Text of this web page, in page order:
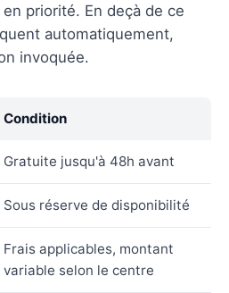
priorité. En deçà de ce
automatiquement,
invoquée.
Condition
Gratuite jusqu'à 48h avant
Sous réserve de disponibilité
Frais applicables, montant
variable selon le centre